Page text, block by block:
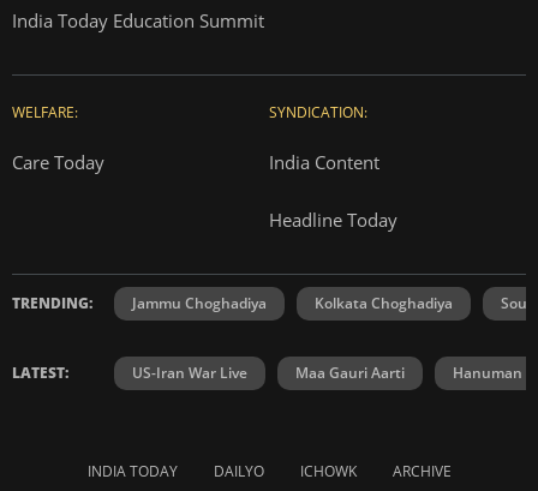
India Today Education Summit
WELFARE:
Care Today
SYNDICATION:
India Content
Headline Today
TRENDING: Jammu Choghadiya Kolkata Choghadiya
LATEST: US-Iran War Live Maa Gauri Aarti Hanuman
INDIA TODAY DAILYO ICHOWK ARCHIVE